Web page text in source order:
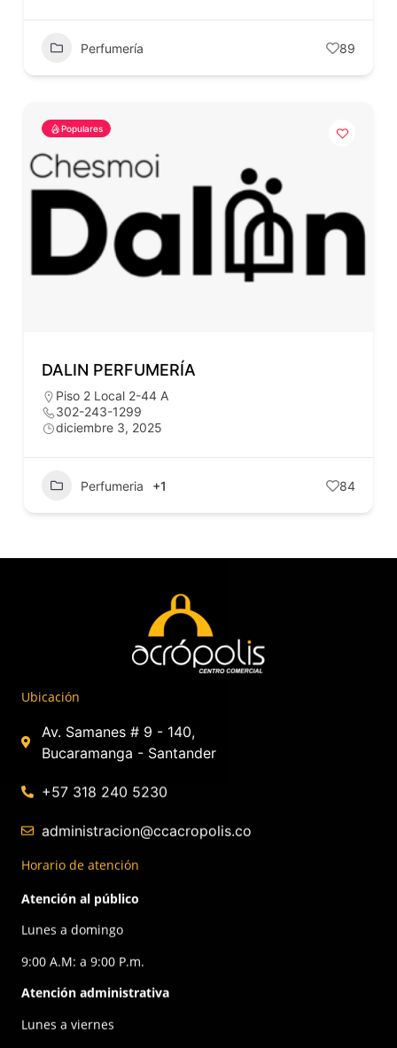
Perfumería 89
Populares
DALIN PERFUMERÍA
Piso 2 Local 2-44 A
302-243-1299
diciembre 3, 2025
Perfumeria +1 84
Ubicación
Av. Samanes # 9 - 140,
Bucaramanga - Santander
+57 318 240 5230
administracion@ccacropolis.co
Horario de atención
Atención al público
Lunes a domingo
9:00 A.M: a 9:00 P.m.
Atención administrativa
Lunes a viernes